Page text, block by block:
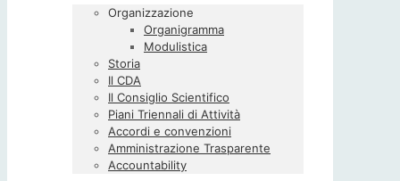
Organizzazione
Organigramma
Modulistica
Storia
Il CDA
Il Consiglio Scientifico
Piani Triennali di Attività
Accordi e convenzioni
Amministrazione Trasparente
Accountability